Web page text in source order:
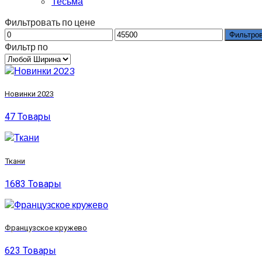
Фильтровать по цене
Фильтр по
Новинки 2023
47 Товары
Ткани
1683 Товары
Французское кружево
623 Товары